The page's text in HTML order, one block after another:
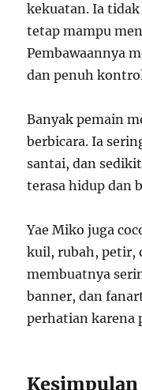
kekuatan. Ia
tetap mampu
Pembawaannya
dan penuh
Banyak pemain
berbicara. Ia
santai, dan
terasa hidup dan
Yae Miko juga
kuil, rubah, petir,
membuatnya
banner, dan
perhatian karena
Kesimpulan